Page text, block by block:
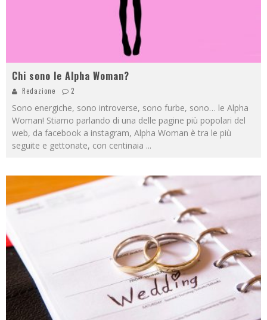
Chi sono le Alpha Woman?
Redazione 2
Sono energiche, sono introverse, sono furbe, sono… le Alpha
Woman! Stiamo parlando di una delle pagine più popolari del
web, da facebook a instagram, Alpha Woman è tra le più
seguite e gettonate, con centinaia ...